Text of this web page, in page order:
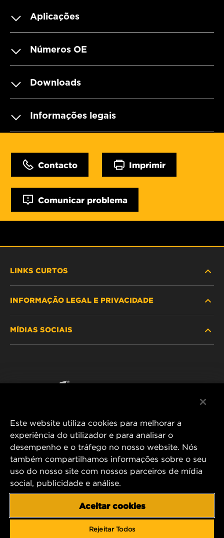
Aplicações
Números OE
Downloads
Informações legais
Contacto Imprimir
Comunicar problema
LINKS CURTOS
PROCURE O FILTRO
ONDE COMPRAR
CONTACTE NOS
INFORMAÇÃO LEGAL E PRIVACIDADE
MÍDIAS SOCIAIS
MANN+HUMMEL FT Poland
ul. Wrocławska 145,
63-800 GOSTYŃ, POLAND
Tel. +48 65 572 89 00
E-mail:info@mann-hummel.com
MANN+HUMMEL GROUP
Este website utiliza cookies para melhorar a
experiência do utilizador e para analisar o
desempenho e o tráfego no nosso website. Nós
também compartilhamos informações sobre o seu
uso do nosso site com nossos parceiros de mídia
social, publicidade e análise.
Aceitar cookies
Rejeitar Todos